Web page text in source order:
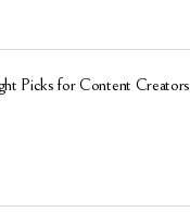
Picks for Content Creators